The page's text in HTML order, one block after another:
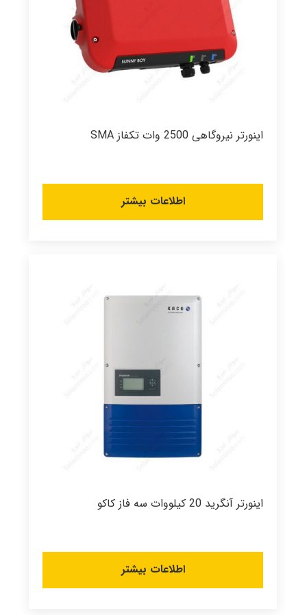
اینورتر نیروگاهی 2500 وات تکفاز SMA
اطلاعات بیشتر
اینورتر آنگرید 20 کیلووات سه فاز کاکو
اطلاعات بیشتر